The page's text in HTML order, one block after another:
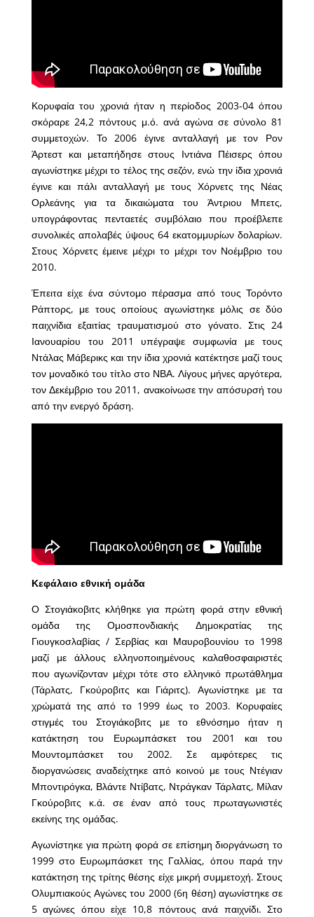
Κορυφαία του χρονιά ήταν η περίοδος 2003-04 όπου
σκόραρε 24,2 πόντους μ.ό. ανά αγώνα σε σύνολο 81
συμμετοχών. Το 2006 έγινε ανταλλαγή με τον Ρον
Άρτεστ και μεταπήδησε στους Ιντιάνα Πέισερς όπου
αγωνίστηκε μέχρι το τέλος της σεζόν, ενώ την ίδια χρονιά
έγινε και πάλι ανταλλαγή με τους Χόρνετς της Νέας
Ορλεάνης για τα δικαιώματα του Άντριου Μπετς,
υπογράφοντας πενταετές συμβόλαιο που προέβλεπε
συνολικές απολαβές ύψους 64 εκατομμυρίων δολαρίων.
Στους Χόρνετς έμεινε μέχρι το μέχρι τον Νοέμβριο του
2010.
Έπειτα είχε ένα σύντομο πέρασμα από τους Τορόντο
Ράπτορς, με τους οποίους αγωνίστηκε μόλις σε δύο
παιχνίδια εξαιτίας τραυματισμού στο γόνατο. Στις 24
Ιανουαρίου του 2011 υπέγραψε συμφωνία με τους
Ντάλας Μάβερικς και την ίδια χρονιά κατέκτησε μαζί τους
τον μοναδικό του τίτλο στο ΝΒΑ. Λίγους μήνες αργότερα,
τον Δεκέμβριο του 2011, ανακοίνωσε την απόσυρσή του
από την ενεργό δράση.
Κεφάλαιο εθνική ομάδα
Ο Στογιάκοβιτς κλήθηκε για πρώτη φορά στην εθνική
ομάδα της Ομοσπονδιακής Δημοκρατίας της
Γιουγκοσλαβίας / Σερβίας και Μαυροβουνίου το 1998
μαζί με άλλους ελληνοποιημένους καλαθοσφαιριστές
που αγωνίζονταν μέχρι τότε στο ελληνικό πρωτάθλημα
(Τάρλατς, Γκούροβιτς και Γιάριτς). Αγωνίστηκε με τα
χρώματά της από το 1999 έως το 2003. Κορυφαίες
στιγμές του Στογιάκοβιτς με το εθνόσημο ήταν η
κατάκτηση του Ευρωμπάσκετ του 2001 και του
Μουντομπάσκετ του 2002. Σε αμφότερες τις
διοργανώσεις αναδείχτηκε από κοινού με τους Ντέγιαν
Μποντιρόγκα, Βλάντε Ντίβατς, Ντράγκαν Τάρλατς, Μίλαν
Γκούροβιτς κ.ά. σε έναν από τους πρωταγωνιστές
εκείνης της ομάδας.
Αγωνίστηκε για πρώτη φορά σε επίσημη διοργάνωση το
1999 στο Ευρωμπάσκετ της Γαλλίας, όπου παρά την
κατάκτηση της τρίτης θέσης είχε μικρή συμμετοχή. Στους
Ολυμπιακούς Αγώνες του 2000 (6η θέση) αγωνίστηκε σε
5 αγώνες όπου είχε 10,8 πόντους ανά παιχνίδι. Στο